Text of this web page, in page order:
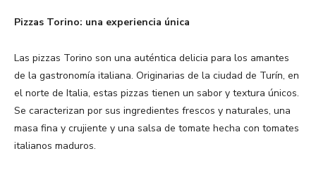
Pizzas Torino: una experiencia única
Las pizzas Torino son una auténtica delicia para los amantes
de la gastronomía italiana. Originarias de la ciudad de Turín, en
el norte de Italia, estas pizzas tienen un sabor y textura únicos.
Se caracterizan por sus ingredientes frescos y naturales, una
masa fina y crujiente y una salsa de tomate hecha con tomates
italianos maduros.